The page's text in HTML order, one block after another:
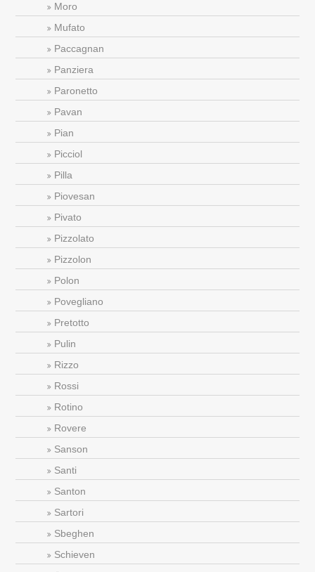
Moro
Mufato
Paccagnan
Panziera
Paronetto
Pavan
Pian
Picciol
Pilla
Piovesan
Pivato
Pizzolato
Pizzolon
Polon
Povegliano
Pretotto
Pulin
Rizzo
Rossi
Rotino
Rovere
Sanson
Santi
Santon
Sartori
Sbeghen
Schieven